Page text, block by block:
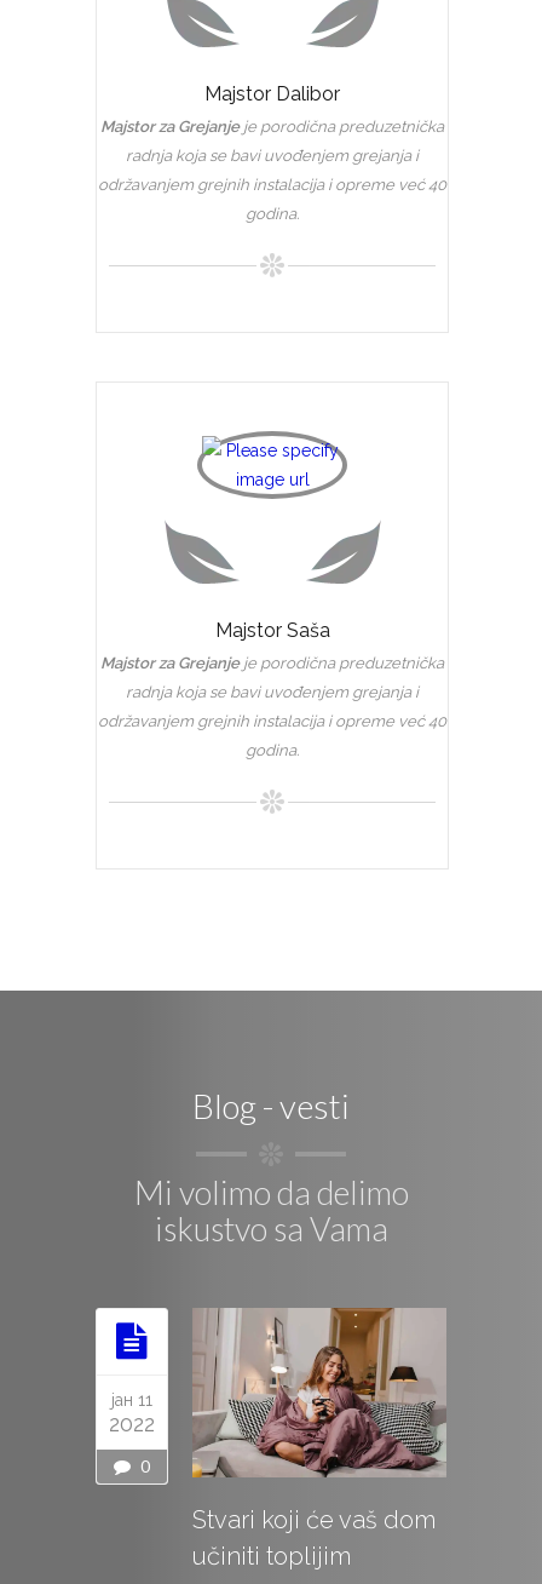
Majstor Dalibor
Majstor za Grejanjeje porodična preduzetnička
radnja koja se bavi uvođenjem grejanja i
održavanjem grejnih instalacija i opreme već 40
godina.
Majstor Saša
Majstor za Grejanjeje porodična preduzetnička
radnja koja se bavi uvođenjem grejanja i
održavanjem grejnih instalacija i opreme već 40
godina.
Blog - vesti
Mi volimo da delimo
iskustvo sa Vama
јан 11
2022
0
Stvari koji će vaš dom
učiniti toplijim